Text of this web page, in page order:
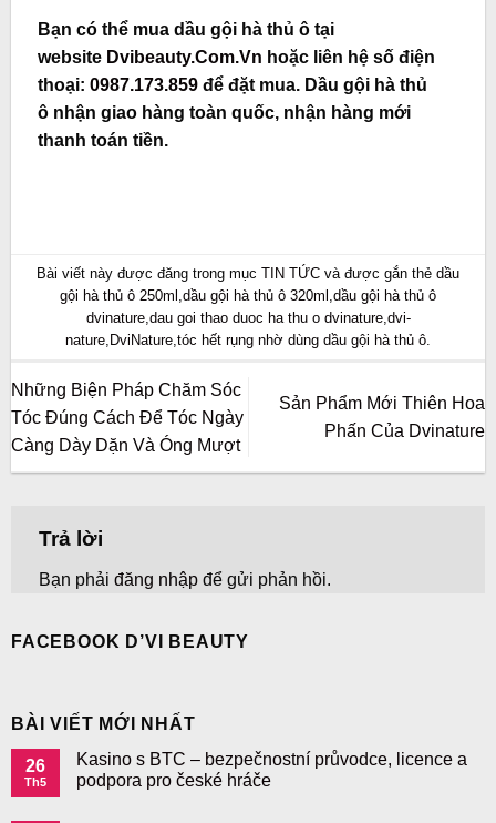
Bạn có thể mua dầu gội hà thủ ô tại
website Dvibeauty.Com.Vn hoặc liên hệ số điện
thoại: 0987.173.859 để đặt mua. Dầu gội hà thủ
ô nhận giao hàng toàn quốc, nhận hàng mới
thanh toán tiền.
Bài viết này được đăng trong mục TIN TỨC và được gắn thẻ dầu
gội hà thủ ô 250ml dầu gội hà thủ ô 320ml dầu gội hà thủ ô
dvinature, dau goi thao duoc ha thu o dvinature, dvi-
nature DviNature tóc hết rụng nhờ dùng dầu gội hà thủ ô
Những Biện Pháp Chăm Sóc
Tóc Đúng Cách Để Tóc Ngày
Càng Dày Dặn Và Óng Mượt
Sản Phẩm Mới Thiên Hoa
Phấn Của Dvinature
Trả lời
Bạn phải đăng nhập để gửi phản hồi.
FACEBOOK D’VI BEAUTY
BÀI VIẾT MỚI NHẤT
26
Th5
Kasino s BTC – bezpečnostní průvodce, licence a
podpora pro české hráče